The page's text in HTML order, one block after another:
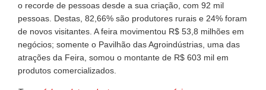
o recorde de pessoas desde a sua criação, com 92 mil
pessoas. Destas, 82,66% são produtores rurais e 24% foram
de novos visitantes. A feira movimentou R$ 53,8 milhões em
negócios; somente o Pavilhão das Agroindústrias, uma das
atrações da Feira, somou o montante de R$ 603 mil em
produtos comercializados.